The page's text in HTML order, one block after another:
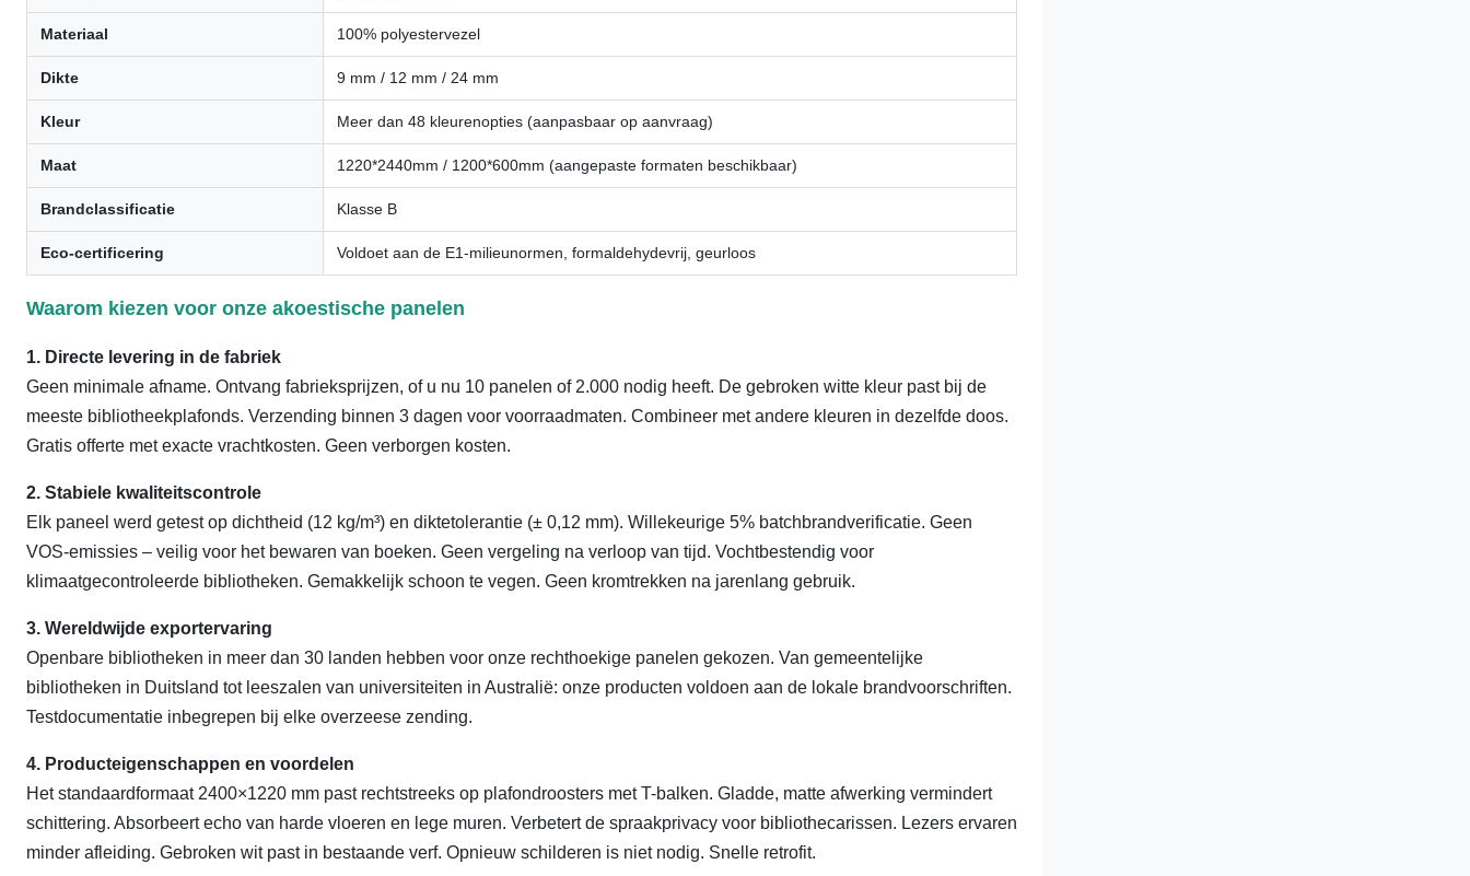
Materiaal 100% polyestervezel
Dikte 9 mm / 12 mm / 24 mm
Kleur Meer dan 48 kleurenopties (aanpasbaar op aanvraag)
Maat 1220*2440mm / 1200*600mm (aangepaste formaten beschikbaar)
Brandclassificatie Klasse B
Eco-certificering Voldoet aan de E1-milieunormen, formaldehydevrij, geurloos
Waarom kiezen voor onze akoestische panelen
1. Directe levering in de fabriek
Geen minimale afname. Ontvang fabrieksprijzen, of u nu 10 panelen of 2.000 nodig heeft. De gebroken witte kleur past bij de
meeste bibliotheekplafonds. Verzending binnen 3 dagen voor voorraadmaten. Combineer met andere kleuren in dezelfde doos.
Gratis offerte met exacte vrachtkosten. Geen verborgen kosten.
2. Stabiele kwaliteitscontrole
Elk paneel werd getest op dichtheid (12 kg/m³) en diktetolerantie (± 0,12 mm). Willekeurige 5% batchbrandverificatie. Geen
VOS-emissies – veilig voor het bewaren van boeken. Geen vergeling na verloop van tijd. Vochtbestendig voor
klimaatgecontroleerde bibliotheken. Gemakkelijk schoon te vegen. Geen kromtrekken na jarenlang gebruik.
3. Wereldwijde exportervaring
Openbare bibliotheken in meer dan 30 landen hebben voor onze rechthoekige panelen gekozen. Van gemeentelijke
bibliotheken in Duitsland tot leeszalen van universiteiten in Australië: onze producten voldoen aan de lokale brandvoorschriften.
Testdocumentatie inbegrepen bij elke overzeese zending.
4. Producteigenschappen en voordelen
Het standaardformaat 2400×1220 mm past rechtstreeks op plafondroosters met T-balken. Gladde, matte afwerking vermindert
schittering. Absorbeert echo van harde vloeren en lege muren. Verbetert de spraakprivacy voor bibliothecarissen. Lezers ervaren
minder afleiding. Gebroken wit past in bestaande verf. Opnieuw schilderen is niet nodig. Snelle retrofit.